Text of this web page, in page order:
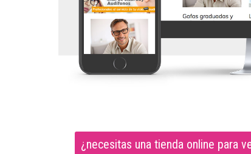
¿necesitas una tienda online para